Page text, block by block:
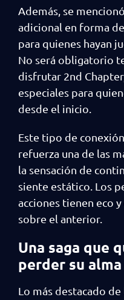
Además, se
adicional en forma
para quienes hayan
No será obligatorio
disfrutar 2nd
especiales para
desde el inicio.
Este tipo de
refuerza una de las
la sensación de
siente estático. Los
acciones tienen eco
sobre el anterior.
Una saga que
perder su alma
Lo más destacado